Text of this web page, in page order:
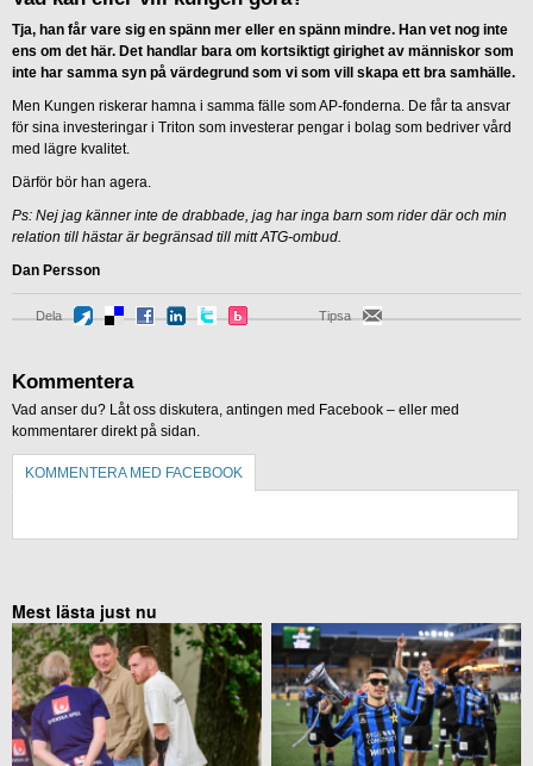
Tja, han får vare sig en spänn mer eller en spänn mindre. Han vet nog inte
ens om det här. Det handlar bara om kortsiktigt girighet av människor som
inte har samma syn på värdegrund som vi som vill skapa ett bra samhälle.
Men Kungen riskerar hamna i samma fälle som AP-fonderna. De får ta ansvar
för sina investeringar i Triton som investerar pengar i bolag som bedriver vård
med lägre kvalitet.
Därför bör han agera.
Ps: Nej jag känner inte de drabbade, jag har inga barn som rider där och min
relation till hästar är begränsad till mitt ATG-ombud.
Dan Persson
Dela Tipsa
Kommentera
Vad anser du? Låt oss diskutera, antingen med Facebook – eller med
kommentarer direkt på sidan.
KOMMENTERA MED FACEBOOK
Mest lästa just nu